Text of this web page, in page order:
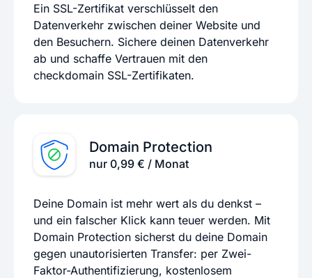
Ein SSL-Zertifikat verschlüsselt den
Datenverkehr zwischen deiner Website und
den Besuchern. Sichere deinen Datenverkehr
ab und schaffe Vertrauen mit den
checkdomain SSL-Zertifikaten.
Domain Protection
nur 0,99 € / Monat
Deine Domain ist mehr wert als du denkst –
und ein falscher Klick kann teuer werden. Mit
Domain Protection sicherst du deine Domain
gegen unautorisierten Transfer: per Zwei-
Faktor-Authentifizierung, kostenlosem